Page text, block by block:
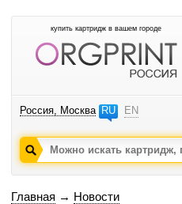
купить картридж в вашем городе
Россия, Москва RU EN
Главная → Новости